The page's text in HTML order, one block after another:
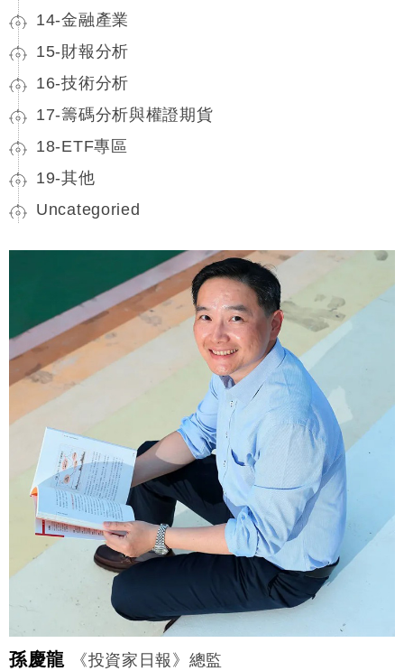
14-金融產業
15-財報分析
16-技術分析
17-籌碼分析與權證期貨
18-ETF專區
19-其他
Uncategoried
孫慶龍 《投資家日報》總監